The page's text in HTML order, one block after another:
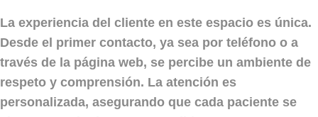
La experiencia del cliente en este espacio es única.
Desde el primer contacto, ya sea por teléfono o a
través de la página web, se percibe un ambiente de
respeto y comprensión. La atención es
personalizada, asegurando que cada paciente se